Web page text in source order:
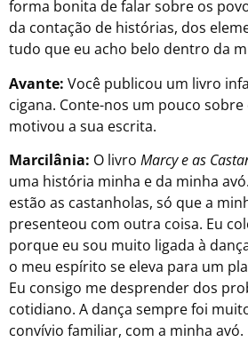
forma bonita de falar sobre os
da contação de histórias, dos
tudo que eu acho belo dentro da
Avante: Você publicou um livro
cigana. Conte-nos um pouco
motivou a sua escrita.
Marcilânia: O livro Marcy e as
uma história minha e da minha
estão as castanholas, só que a
presenteou com outra coisa. Eu
porque eu sou muito ligada à
o meu espírito se eleva para um
Eu consigo me desprender dos
cotidiano. A dança sempre foi
convívio familiar, com a minha avó.